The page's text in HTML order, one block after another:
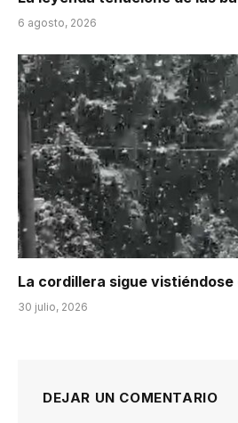
6 agosto, 2026
La cordillera sigue vistiéndose
30 julio, 2026
DEJAR UN COMENTARIO